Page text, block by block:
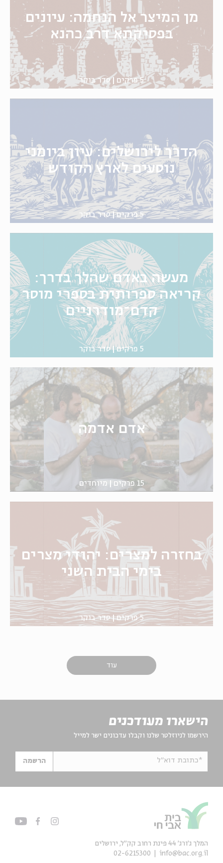
מן המיצר אל הנחמה: עיונים
בפסיקתא דרב כהנא
5 פרקים סדר בוקר
הדרך לירושלים: עיון ביומני
נוסעים לארץ הקודש
5 פרקים סדר בוקר
מעשה באדם שהלך בדרך:
קריאה ספרותית בספרי מוסר
קדם־מודרניים
5 פרקים סדר בוקר
אדם אדמה
15 פרקים מיוחדים
בחזרה למצרים: יהודי מצרים
בימי הבית השני
5 פרקים סדר בוקר
עוד
הישארו מעודכנים
הירשמו לניוזלטר שלנו וקבלו עדכונים ישר למייל
*כתובת דוא"ל הרשמה
המלך ג'ורג' 44 פינת רחוב קק״ל, ירושלים
info@bac.org.il
02-6215300